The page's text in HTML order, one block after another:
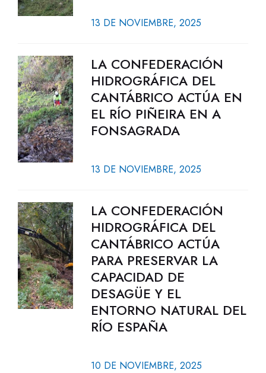
13 DE NOVIEMBRE, 2025
LA CONFEDERACIÓN
HIDROGRÁFICA DEL
CANTÁBRICO ACTÚA EN
EL RÍO PIÑEIRA EN A
FONSAGRADA
13 DE NOVIEMBRE, 2025
LA CONFEDERACIÓN
HIDROGRÁFICA DEL
CANTÁBRICO ACTÚA
PARA PRESERVAR LA
CAPACIDAD DE
DESAGÜE Y EL
ENTORNO NATURAL DEL
RÍO ESPAÑA
10 DE NOVIEMBRE, 2025